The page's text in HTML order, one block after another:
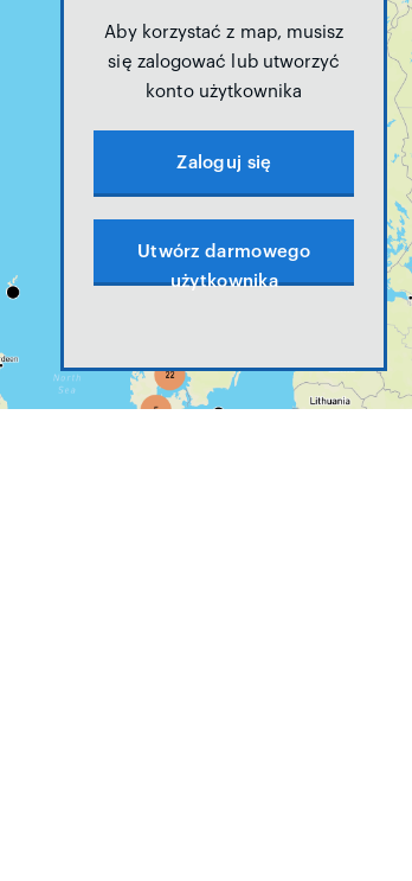
Aby korzystać z map, musisz
się zalogować lub utworzyć
konto użytkownika
Zaloguj się
Utwórz darmowego
użytkownika